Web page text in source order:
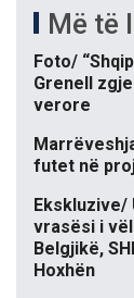
Më të
Foto/
Grenell
verore
futet në
Ekskluzive/
vrasësi i
Belgjikë,
Hoxhën